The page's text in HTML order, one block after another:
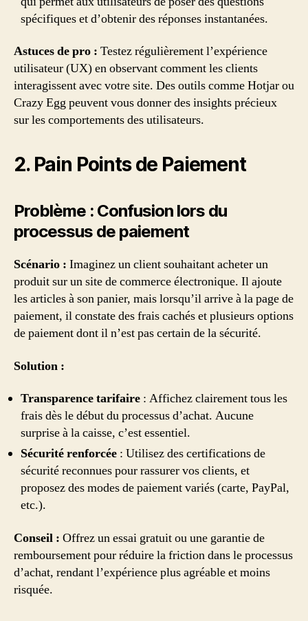
spécifiques et d’obtenir des réponses instantanées.
Astuces de pro : Testez régulièrement l’expérience
utilisateur (UX) en observant comment les clients
interagissent avec votre site. Des outils comme Hotjar ou
Crazy Egg peuvent vous donner des insights précieux
sur les comportements des utilisateurs.
2. Pain Points de Paiement
Problème : Confusion lors du
processus de paiement
Scénario : Imaginez un client souhaitant acheter un
produit sur un site de commerce électronique. Il ajoute
les articles à son panier, mais lorsqu’il arrive à la page de
paiement, il constate des frais cachés et plusieurs options
de paiement dont il n’est pas certain de la sécurité.
Solution :
Transparence tarifaire : Affichez clairement tous les
frais dès le début du processus d’achat. Aucune
surprise à la caisse, c’est essentiel.
Sécurité renforcée : Utilisez des certifications de
sécurité reconnues pour rassurer vos clients, et
proposez des modes de paiement variés (carte, PayPal,
etc.).
Conseil : Offrez un essai gratuit ou une garantie de
remboursement pour réduire la friction dans le processus
d’achat, rendant l’expérience plus agréable et moins
risquée.